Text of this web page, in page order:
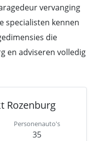
vervanging
specialisten kennen
die
en adviseren volledig
Rozenburg
Personenauto's
35